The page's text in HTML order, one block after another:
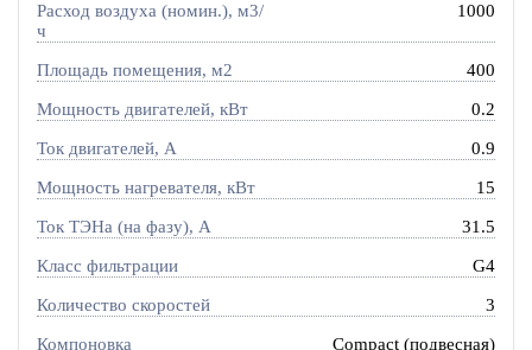
Расход воздуха (номин.), м3/
ч
1000
Площадь помещения, м2 400
Мощность двигателей, кВт 0.2
Ток двигателей, А 0.9
Мощность нагревателя, кВт 15
Ток ТЭНа (на фазу), А 31.5
Класс фильтрации G4
Количество скоростей 3
Компоновка Compact (подвесная)